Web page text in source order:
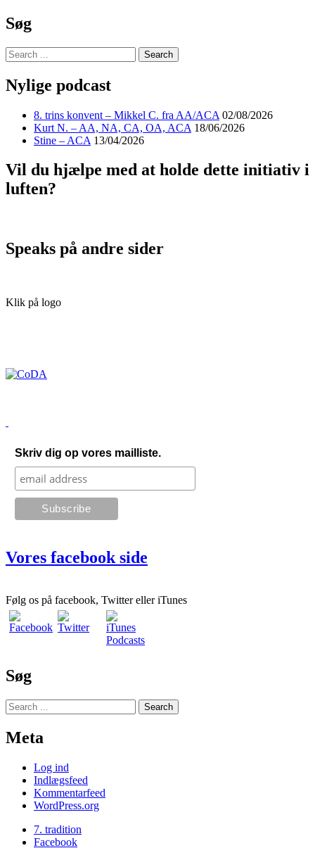
Søg
Nylige podcast
8. trins konvent – Mikkel C. fra AA/ACA 02/08/2026
Kurt N. – AA, NA, CA, OA, ACA 18/06/2026
Stine – ACA 13/04/2026
Vil du hjælpe med at holde dette initiativ i
luften?
Speaks på andre sider
Klik på logo
Skriv dig op vores mailliste.
Vores facebook side
Følg os på facebook, Twitter eller iTunes
Søg
Meta
Log ind
Indlægsfeed
Kommentarfeed
WordPress.org
7. tradition
Facebook